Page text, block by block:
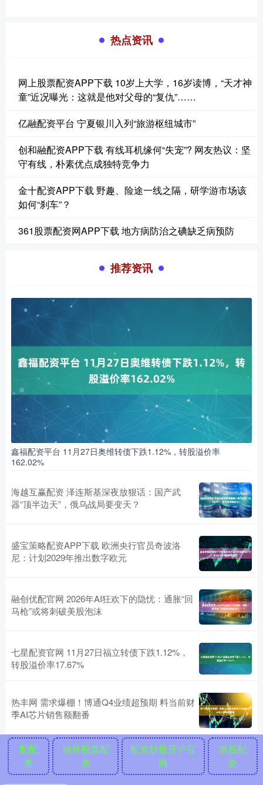
热点资讯
网上股票配资APP下载 10岁上大学，16岁读博，“天才神
童”近况曝光：这就是他对父母的“复仇”……
亿融配资平台 宁夏银川入列“旅游枢纽城市”
创和融配资APP下载 有线耳机缘何“失宠”? 网友热议：坚
守有线，朴素优点成独特竞争力
金十配资APP下载 野趣、险途一线之隔，研学游市场该
如何“刹车”？
361股票配资网APP下载 地方病防治之碘缺乏病预防
推荐资讯
鑫福配资平台 11月27日奥维转债下跌1.12%，转股溢价率
162.02%
海越互赢配资 泽连斯基深夜放狠话：国产武
器“顶半边天”，俄乌战局要变天？
盛宝策略配资APP下载 欧洲央行官员奇波洛
尼：计划2029年推出数字欧元
融创优配官网 2026年AI狂欢下的隐忧：通胀“回
马枪”或将刺破美股泡沫
七星配资官网 11月27日福立转债下跌1.12%，
转股溢价率17.67%
热丰网 需求爆棚！博通Q4业绩超预期 料当前财
季AI芯片销售额翻番
配配
查
场外股票配
资
配资炒股开户官
网
港股配
资